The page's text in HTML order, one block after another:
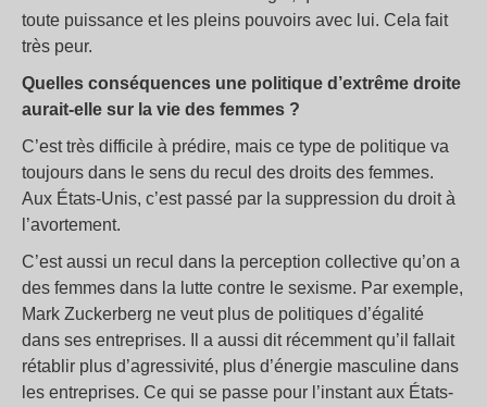
toute puissance et les pleins pouvoirs avec lui. Cela fait
très peur.
Quelles conséquences une politique d’extrême droite
aurait-elle sur la vie des femmes ?
C’est très difficile à prédire, mais ce type de politique va
toujours dans le sens du recul des droits des femmes.
Aux États-Unis, c’est passé par la suppression du droit à
l’avortement.
C’est aussi un recul dans la perception collective qu’on a
des femmes dans la lutte contre le sexisme. Par exemple,
Mark Zuckerberg ne veut plus de politiques d’égalité
dans ses entreprises. Il a aussi dit récemment qu’il fallait
rétablir plus d’agressivité, plus d’énergie masculine dans
les entreprises. Ce qui se passe pour l’instant aux États-